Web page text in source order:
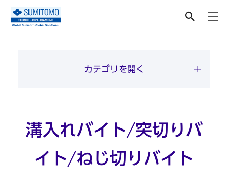
切削工具
カテゴリを開く
溝入れバイト/突切りバ
イト/ねじ切りバイト